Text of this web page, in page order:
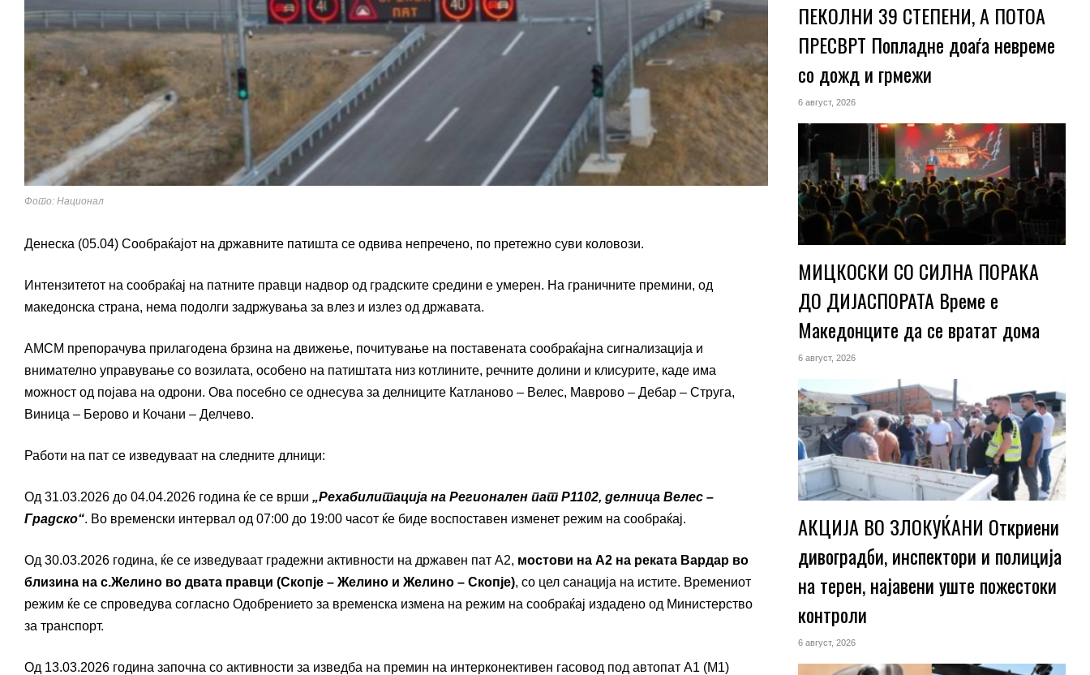
Фото: Национал
Денеска (05.04) Сообраќајот на државните патишта се одвива непречено, по претежно суви коловози.
Интензитетот на сообраќај на патните правци надвор од градските средини е умерен. На граничните премини, од
македонска страна, нема подолги задржувања за влез и излез од државата.
АМСМ препорачува прилагодена брзина на движење, почитување на поставената сообраќајна сигнализација и
внимателно управување со возилата, особено на патиштата низ котлините, речните долини и клисурите, каде има
можност од појава на одрони. Ова посебно се однесува за делниците Катланово – Велес, Маврово – Дебар – Струга,
Виница – Берово и Кочани – Делчево.
Работи на пат се изведуваат на следните длници:
Од 31.03.2026 до 04.04.2026 година ќе се врши „Рехабилитација на Регионален пат Р1102, делница Велес –
Градско“. Во временски интервал од 07:00 до 19:00 часот ќе биде воспоставен изменет режим на сообраќај.
Од 30.03.2026 година, ќе се изведуваат градежни активности на државен пат А2, мостови на А2 на реката Вардар во
близина на с.Желино во двата правци (Скопје – Желино и Желино – Скопје), со цел санација на истите. Времениот
режим ќе се спроведува согласно Одобрението за временска измена на режим на сообраќај издадено од Министерство
за транспорт.
Од 13.03.2026 година започна со активности за изведба на премин на интерконективен гасовод под автопат А1 (М1)
ПЕКОЛНИ 39 СТЕПЕНИ, А ПОТОА
ПРЕСВРТ Попладне доаѓа невреме
со дожд и грмежи
6 август, 2026
МИЦКОСКИ СО СИЛНА ПОРАКА
ДО ДИЈАСПОРАТА Време е
Македонците да се вратат дома
6 август, 2026
АКЦИЈА ВО ЗЛОКУЌАНИ Откриени
дивоградби, инспектори и полиција
на терен, најавени уште пожестоки
контроли
6 август, 2026